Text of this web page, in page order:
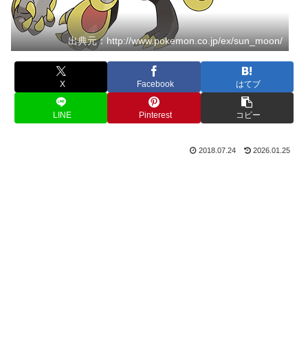
出典元：http://www.pokemon.co.jp/ex/sun_moon/
X Facebook はてブ
LINE Pinterest コピー
2018.07.24 2026.01.25